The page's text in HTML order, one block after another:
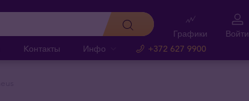
Kонтакты Инфо +372 627 9900
Графики Войти